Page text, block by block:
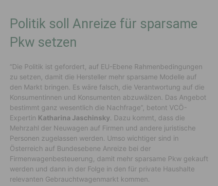
Politik soll Anreize für sparsame
Pkw setzen
“Die Politik ist gefordert, auf EU-Ebene Rahmenbedingungen
zu setzen, damit die Hersteller mehr sparsame Modelle auf
den Markt bringen. Es wäre falsch, die Verantwortung auf die
Konsumentinnen und Konsumenten abzuwälzen. Das Angebot
bestimmt ganz wesentlich die Nachfrage”, betont VCÖ-
Expertin Katharina Jaschinsky . Dazu kommt, dass die
Mehrzahl der Neuwagen auf Firmen und andere juristische
Personen zugelassen werden. Umso wichtiger sind in
Österreich auf Bundesebene Anreize bei der
Firmenwagenbesteuerung, damit mehr sparsame Pkw gekauft
werden und dann in der Folge in den für private Haushalte
relevanten Gebrauchtwagenmarkt kommen.